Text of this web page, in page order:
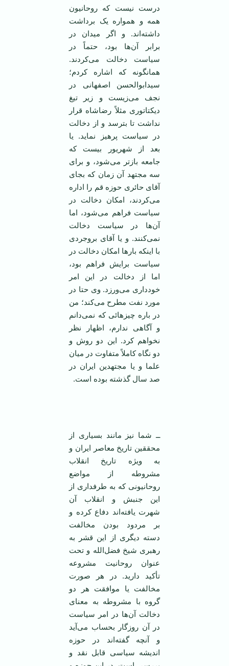
درست نیست که روحانیون
همه و همواره یک برداشت
داشته‌اند. و اگر میدان در
برابر آن‌ها بود، حتماً در
سیاست دخالت می‌کردند.
همانگونه که اشاره کردم؛
سیدابوالحسن اصفهانی در
نجف می‌زیست و زیر تیغ
دیکتاتوری مثلاً رضاشاه قرار
نداشت تا بترسد و از دخالت
در سیاست پرهیز نماید. یا
بعد از شهریور بیست که
جامعه باز‌تر می‌شود، و برای
سه مجتهد آن زمان که بجای
آقای حائری حوزه قم را اداره
می‌کردند، امکان دخالت در
سیاست فراهم می‌شود، اما
آن‌ها در سیاست دخالت
نمی‌کنند. و یا آقای بروجردی
با اینکه بار‌ها امکان دخالت در
سیاست برایش فراهم بود،
اما از دخالت در این امر
خودداری می‌ورزد. وی حتا در
مورد نفت مطرح می‌کند؛ من
در باره چیزهائی که نمی‌دانم
و آگاهی ندارم، اظهار نظر
نخواهم کرد. این دو روش و
دو نگاه کاملاً متفاوت در میان
علما و یا مجتهدین ایران در
صد سال گذشته بوده است.
ــ شما نیز مانند بسیاری از
محققین تاریخ معاصر ایران و
به ویژه تاریخ انقلاب
مشروطه از مواضع
روحانیونی که به طرفداری از
این جنبش و انقلاب آن
شهرت یافته‌اند دفاع کرده و
بر مردود بودن مخالفت
دسته دیگری از این قشر به
رهبری شیخ فضل‌الله و تحت
عنوان روحانیت مشروعه
تأکید دارید. در هر صورت
مخالفت یا موافقت هر دو
گروه با مشروطه به معنای
دخالت آن‌ها در امر سیاست
در آن روزگار بحساب می‌آید
و آنچه گفته‌اند در حوزه
اندیشه سیاسی قابل نقد و